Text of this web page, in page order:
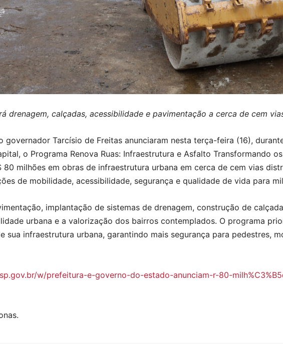
drenagem, calçadas, acessibilidade e pavimentação a cerca de cem
governador Tarcísio de Freitas anunciaram nesta terça-feira (16),
o Programa Renova Ruas: Infraestrutura e Asfalto Transformando
80 milhões em obras de infraestrutura urbana em cerca de cem vias
de mobilidade, acessibilidade, segurança e qualidade de vida para
implantação de sistemas de drenagem, construção de
urbana e a valorização dos bairros contemplados. O programa
sua infraestrutura urbana, garantindo mais segurança para pedestres,
w/prefeitura-e-governo-do-estado-anunciam-r-80-